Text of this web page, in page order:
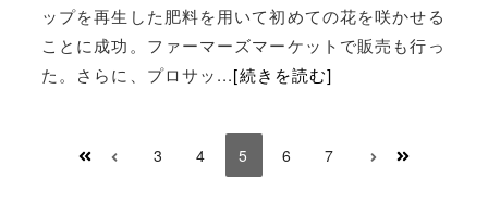
ップを再生した肥料を用いて初めての花を咲かせる
ことに成功。ファーマーズマーケットで販売も行っ
た。さらに、プロサッ...[続きを読む]
3 4 5 6 7